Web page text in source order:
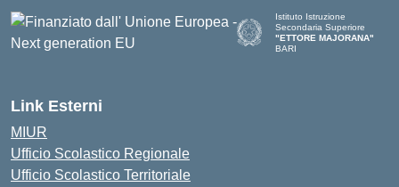
Istituto Istruzione
Secondaria Superiore
"ETTORE MAJORANA"
BARI
Link Esterni
MIUR
Ufficio Scolastico Regionale
Ufficio Scolastico Territoriale